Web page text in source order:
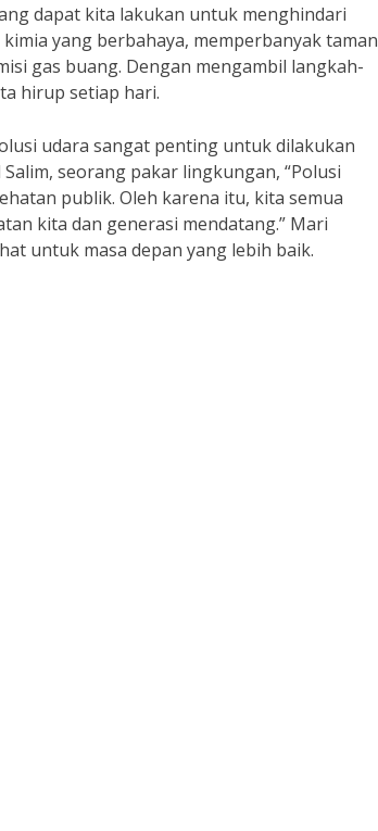
dapat kita lakukan untuk menghindari
yang berbahaya, memperbanyak taman
gas buang. Dengan mengambil langkah-
hirup setiap hari.
udara sangat penting untuk dilakukan
seorang pakar lingkungan, “Polusi
publik. Oleh karena itu, kita semua
kita dan generasi mendatang.” Mari
untuk masa depan yang lebih baik.